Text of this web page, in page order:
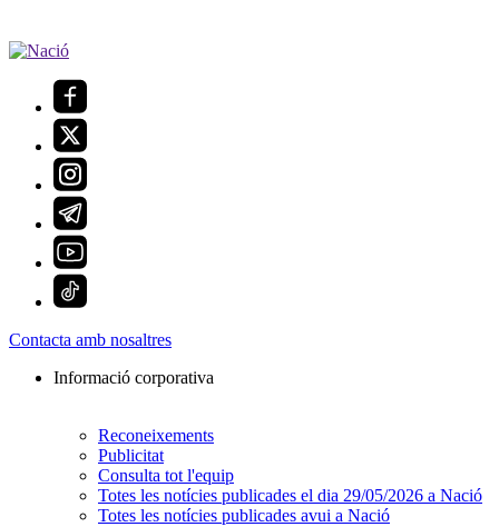
Contacta amb nosaltres
Informació corporativa
Reconeixements
Publicitat
Consulta tot l'equip
Totes les notícies publicades el dia 29/05/2026 a Nació
Totes les notícies publicades avui a Nació